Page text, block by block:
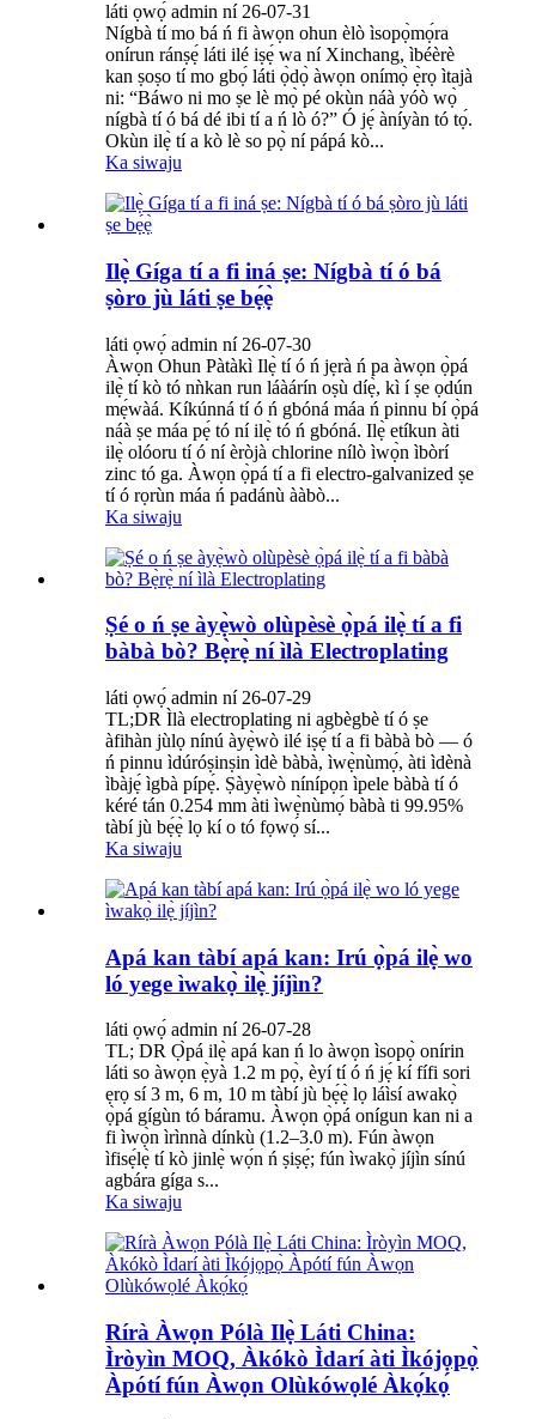
láti ọwọ́ admin ní 26-07-31
Nígbà tí mo bá ń fi àwọn ohun èlò ìsopọ̀mọ́ra
onírun ránṣẹ́ láti ilé iṣẹ́ wa ní Xinchang, ìbéèrè
kan ṣoṣo tí mo gbọ́ láti ọ̀dọ̀ àwọn onímọ̀ ẹ̀rọ ìtajà
ni: “Báwo ni mo ṣe lè mọ̀ pé okùn náà yóò wọ̀
nígbà tí ó bá dé ibi tí a ń lò ó?” Ó jẹ́ àníyàn tó tọ́.
Okùn ilẹ̀ tí a kò lè so pọ̀ ní pápá kò...
Ka siwaju
Ilẹ̀ Gíga tí a fi iná ṣe: Nígbà tí ó bá
ṣòro jù láti ṣe bẹ́ẹ̀
láti ọwọ́ admin ní 26-07-30
Àwọn Ohun Pàtàkì Ilẹ̀ tí ó ń jẹrà ń pa àwọn ọ̀pá
ilẹ̀ tí kò tó nǹkan run láàárín oṣù díẹ̀, kì í ṣe ọdún
mẹ́wàá. Kíkúnná tí ó ń gbóná máa ń pinnu bí ọ̀pá
náà ṣe máa pẹ́ tó ní ilẹ̀ tó ń gbóná. Ilẹ̀ etíkun àti
ilẹ̀ olóoru tí ó ní èròjà chlorine nílò ìwọ̀n ìbòrí
zinc tó ga. Àwọn ọ̀pá tí a fi electro-galvanized ṣe
tí ó rọrùn máa ń padánù ààbò...
Ka siwaju
Ṣé o ń ṣe àyẹ̀wò olùpèsè ọ̀pá ilẹ̀ tí a fi
bàbà bò? Bẹ̀rẹ̀ ní ìlà Electroplating
láti ọwọ́ admin ní 26-07-29
TL;DR Ìlà electroplating ni agbègbè tí ó ṣe
àfihàn jùlọ nínú àyẹ̀wò ilé iṣẹ́ tí a fi bàbà bò — ó
ń pinnu ìdúróṣinṣin ìdè bàbà, ìwẹ̀nùmọ́, àti ìdènà
ìbàjẹ́ ìgbà pípẹ́. Ṣàyẹ̀wò nínípọn ìpele bàbà tí ó
kéré tán 0.254 mm àti ìwẹ̀nùmọ́ bàbà ti 99.95%
tàbí jù bẹ́ẹ̀ lọ kí o tó fọwọ́ sí...
Ka siwaju
Apá kan tàbí apá kan: Irú ọ̀pá ilẹ̀ wo
ló yege ìwakọ̀ ilẹ̀ jíjìn?
láti ọwọ́ admin ní 26-07-28
TL; DR Ọ̀pá ilẹ̀ apá kan ń lo àwọn ìsopọ̀ onírin
láti so àwọn ẹ̀yà 1.2 m pọ̀, èyí tí ó ń jẹ́ kí fífi sori
ẹrọ sí 3 m, 6 m, 10 m tàbí jù bẹ́ẹ̀ lọ láìsí awakọ̀
ọ̀pá gígùn tó báramu. Àwọn ọ̀pá onígun kan ni a
fi ìwọ̀n ìrìnnà dínkù (1.2–3.0 m). Fún àwọn
ìfisẹ́lẹ̀ tí kò jinlẹ̀ wọ́n ń ṣiṣẹ́; fún ìwakọ̀ jíjìn sínú
agbára gíga s...
Ka siwaju
Rírà Àwọn Pólà Ilẹ̀ Láti China:
Ìròyìn MOQ, Àkókò Ìdarí àti Ìkójọpọ̀
Àpótí fún Àwọn Olùkówọlé Àkọ́kọ́